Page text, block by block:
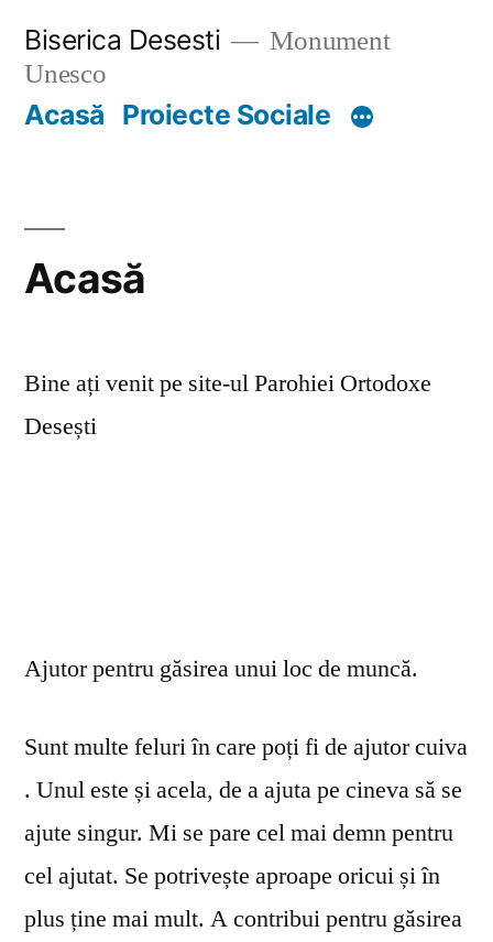
content
Biserica Desesti
Monument
Unesco
Acasă Proiecte Sociale
Acasă
Bine ați venit pe site-ul Parohiei Ortodoxe
Desești
Ajutor pentru găsirea unui loc de muncă.
Sunt multe feluri în care poți fi de ajutor cuiva
. Unul este și acela, de a ajuta pe cineva să se
ajute singur. Mi se pare cel mai demn pentru
cel ajutat. Se potrivește aproape oricui și în
plus ține mai mult. A contribui pentru găsirea